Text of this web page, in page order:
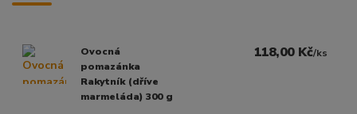
Ovocná
pomazánka
Rakytník (dříve
marmeláda) 300 g
118,00 Kč/ks